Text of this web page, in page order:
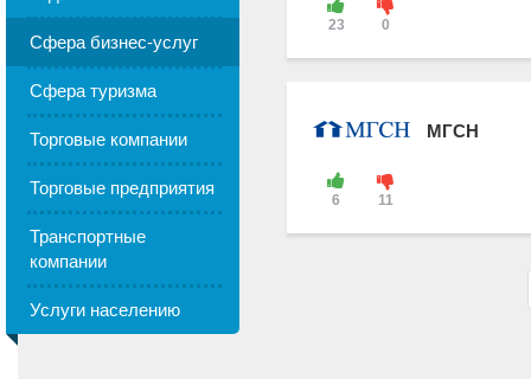
Сфера бизнес-услуг
Сфера туризма
Торговые компании
Торговые предприятия
Транспортные
компании
Услуги населению
23 0
6 11
МГСН